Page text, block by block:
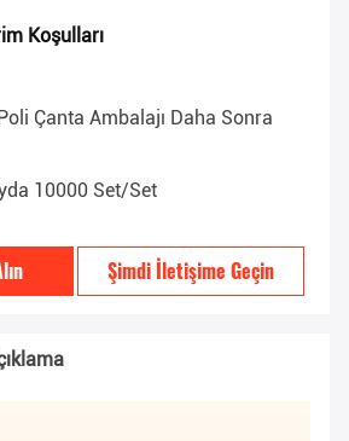
Koşulları
Poli Çanta Ambalajı Daha Sonra
10000 Set/Set
Şimdi İletişime Geçin